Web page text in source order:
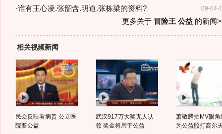
09-04-
·谁有王心凌.张韶含.明道.张栋梁的资料?
更多关于 冒险王 公益的新闻
相关视频新闻
民众反映看病贵 公立医
院要公益
武汉917万大奖无人认
领 奖金将用于公益
萧敬腾拍MV眼角
为公益照打高尔